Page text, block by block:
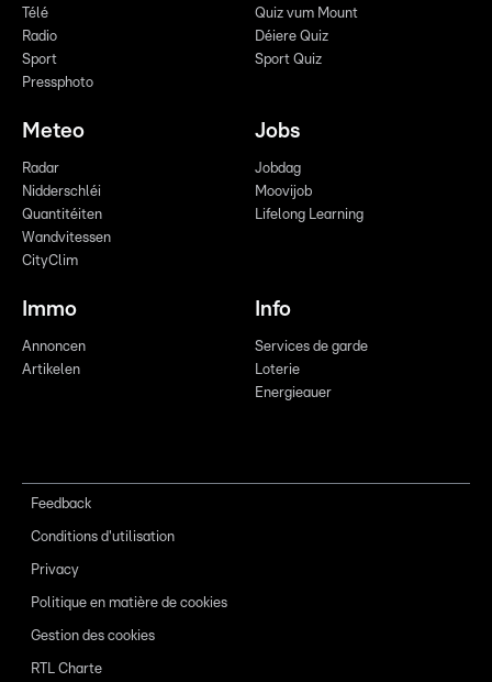
Télé
Radio
Sport
Pressphoto
Quiz vum Mount
Déiere Quiz
Sport Quiz
Meteo
Radar
Nidderschléi
Quantitéiten
Wandvitessen
CityClim
Jobs
Jobdag
Moovijob
Lifelong Learning
Immo
Annoncen
Artikelen
Info
Services de garde
Loterie
Energieauer
Feedback
Conditions d'utilisation
Privacy
Politique en matière de cookies
Gestion des cookies
RTL Charte